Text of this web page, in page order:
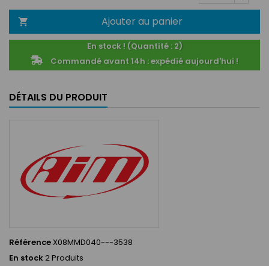
 Ajouter au panier
En stock ! (Quantité : 2)
Commandé avant 14h : expédié aujourd'hui !
DÉTAILS DU PRODUIT
Référence X08MMD040---3538
En stock2 Produits